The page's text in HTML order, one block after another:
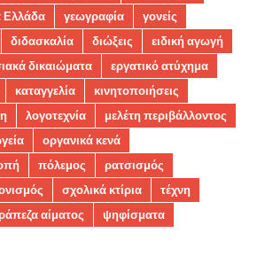
Ελλάδα γεωγραφία
γονείς
διδασκαλία διώξεις
ειδική αγωγή
δικαιώματα
εργατικό ατύχημα
καταγγελία
κινητοποιήσεις
λογοτεχνία
μελέτη περιβάλλοντος
οργανικά κενά
πόλεμος
ρατσισμός
σχολικά κτίρια
τέχνη
αίματος ψηφίσματα